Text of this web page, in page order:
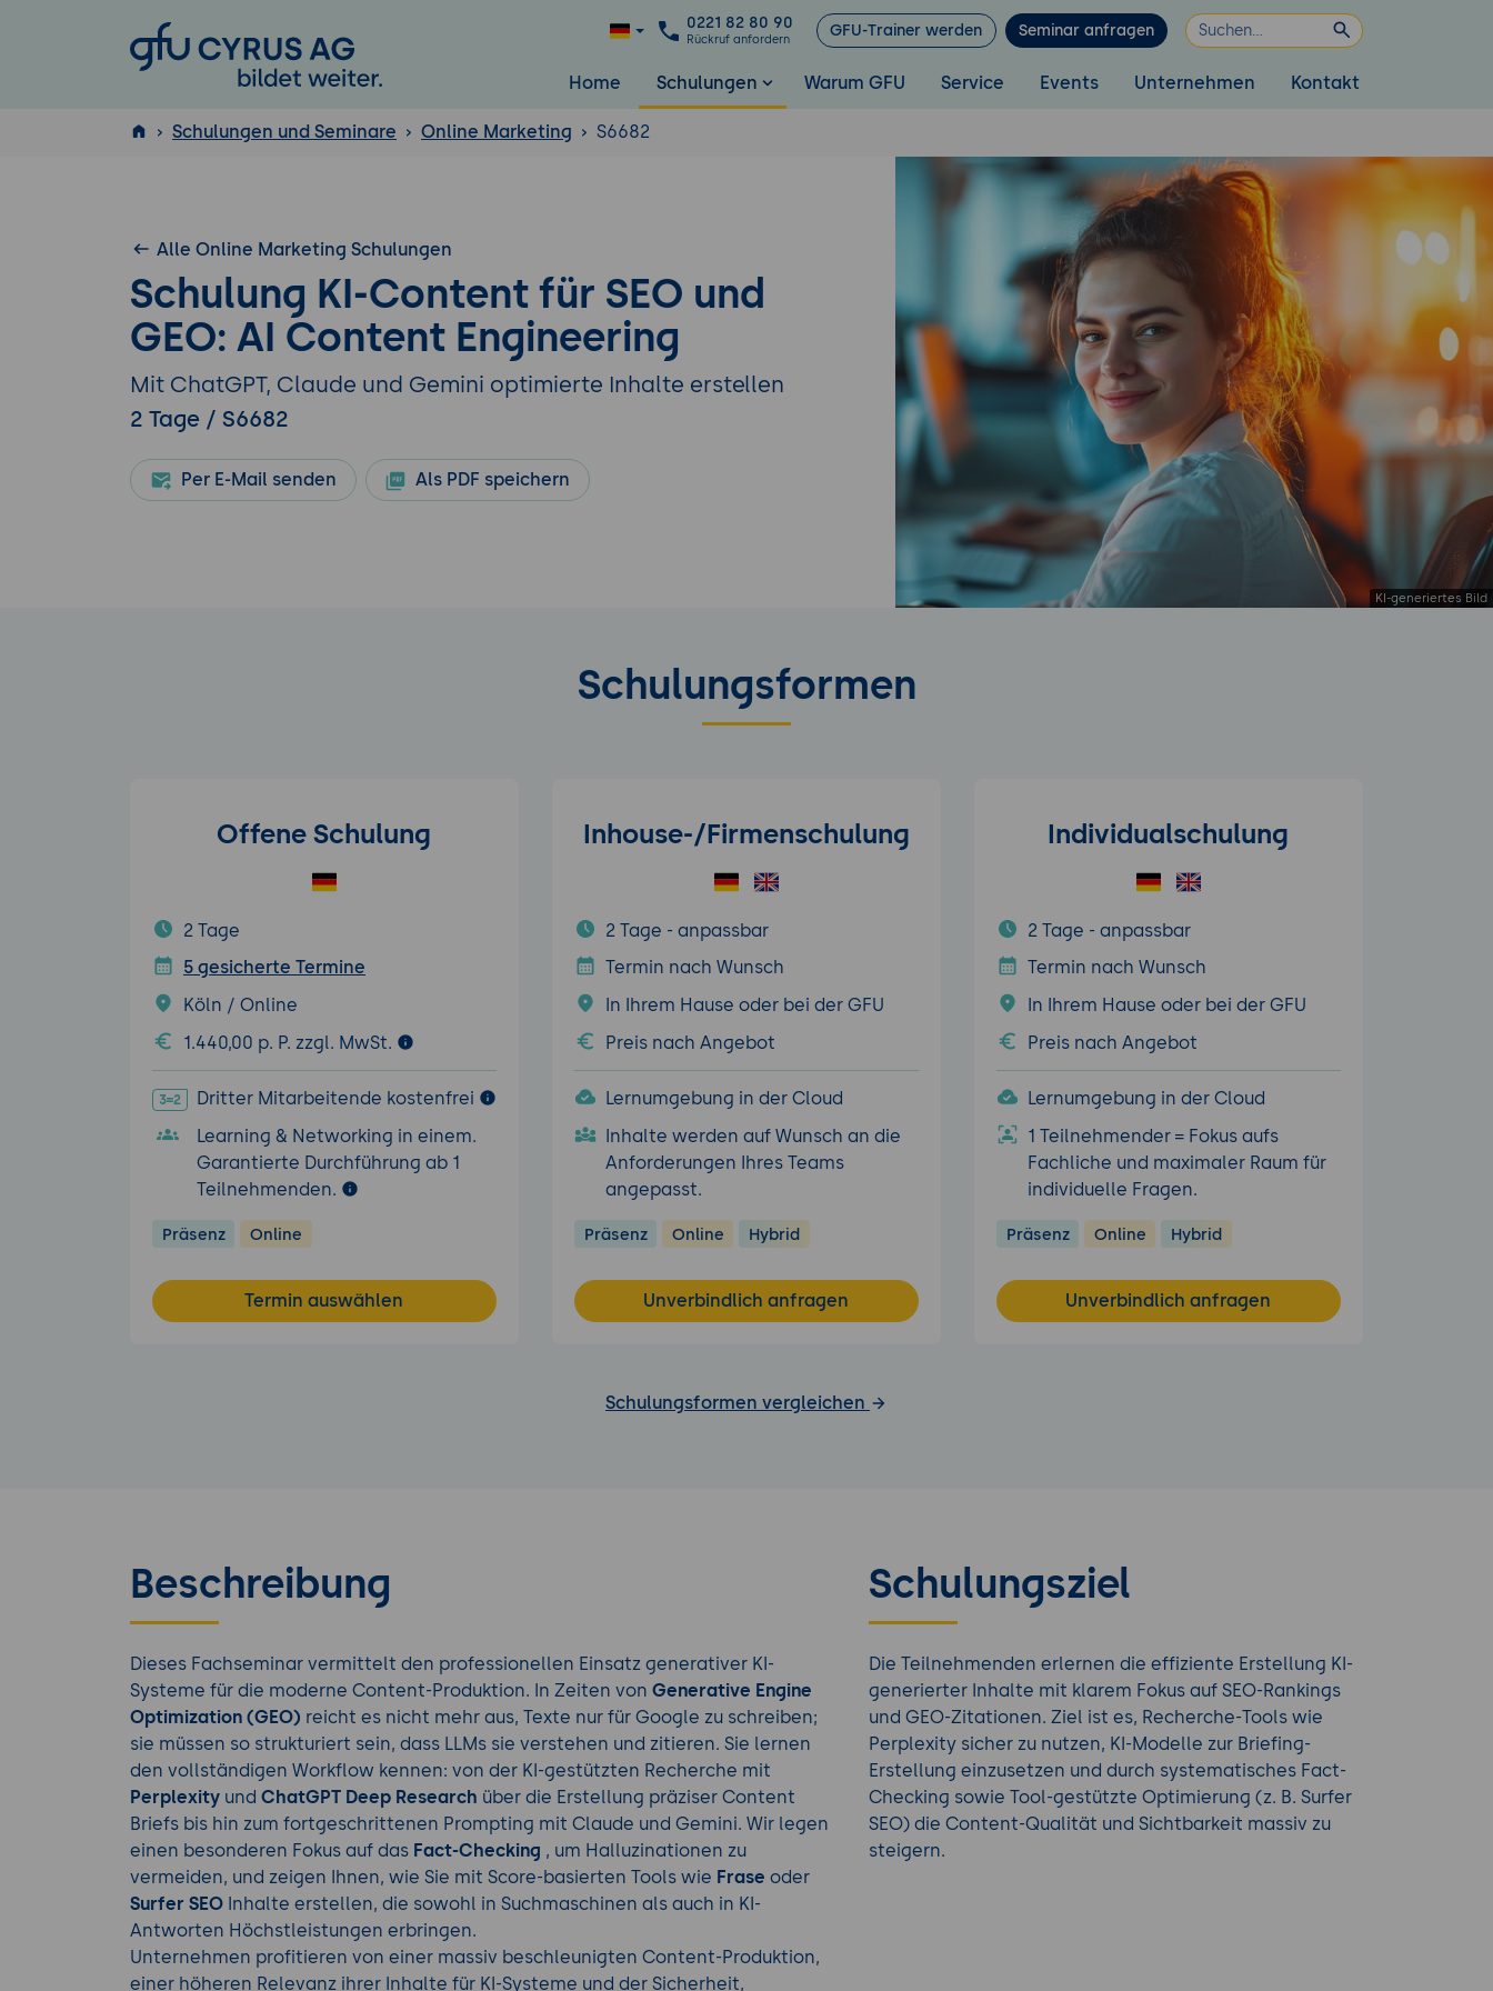
GFU Cyrus AG
0221 82 80 90
Rückruf anfordern GFU-Trainer werden Seminar anfragen
Home Schulungen Warum GFU Service Events Unternehmen Kontakt
ISTQB
Schulungen und Seminare Online Marketing S6682
Alle Online Marketing Schulungen
Schulung KI-Content für SEO und
GEO: AI Content Engineering
Mit ChatGPT, Claude und Gemini optimierte Inhalte erstellen
2 Tage / S6682
Per E-Mail senden Als PDF speichern
Schulungsformen
Offene Schulung
2 Tage
5 gesicherte Termine
Köln / Online
1.440,00 p. P. zzgl. MwSt.
Dritter Mitarbeitende kostenfrei
Learning & Networking in einem.
Garantierte Durchführung ab 1
Teilnehmenden.
Präsenz Online
Termin auswählen
Inhouse-/Firmenschulung
2 Tage - anpassbar
Termin nach Wunsch
In Ihrem Hause oder bei der GFU
Preis nach Angebot
Lernumgebung in der Cloud
Inhalte werden auf Wunsch an die
Anforderungen Ihres Teams
angepasst.
Präsenz Online Hybrid
Unverbindlich anfragen
Individualschulung
2 Tage - anpassbar
Termin nach Wunsch
In Ihrem Hause oder bei der GFU
Preis nach Angebot
Lernumgebung in der Cloud
1 Teilnehmender = Fokus aufs
Fachliche und maximaler Raum für
individuelle Fragen.
Präsenz Online Hybrid
Unverbindlich anfragen
Schulungsformen vergleichen
Beschreibung
Dieses Fachseminar vermittelt den professionellen Einsatz generativer KI-
Systeme für die moderne Content-Produktion. In Zeiten von Generative Engine
Optimization (GEO) reicht es nicht mehr aus, Texte nur für Google zu schreiben;
sie müssen so strukturiert sein, dass LLMs sie verstehen und zitieren. Sie lernen
den vollständigen Workflow kennen: von der KI-gestützten Recherche mit
Perplexity und ChatGPT Deep Research über die Erstellung präziser Content
Briefs bis hin zum fortgeschrittenen Prompting mit Claude und Gemini. Wir legen
einen besonderen Fokus auf das Fact-Checking , um Halluzinationen zu
vermeiden, und zeigen Ihnen, wie Sie mit Score-basierten Tools wie Frase oder
Surfer SEO Inhalte erstellen, die sowohl in Suchmaschinen als auch in KI-
Antworten Höchstleistungen erbringen.
Unternehmen profitieren von einer massiv beschleunigten Content-Produktion,
einer höheren Relevanz ihrer Inhalte für KI-Systeme und der Sicherheit,
Schulungsziel
Die Teilnehmenden erlernen die effiziente Erstellung KI-
generierter Inhalte mit klarem Fokus auf SEO-Rankings
und GEO-Zitationen. Ziel ist es, Recherche-Tools wie
Perplexity sicher zu nutzen, KI-Modelle zur Briefing-
Erstellung einzusetzen und durch systematisches Fact-
Checking sowie Tool-gestützte Optimierung (z. B. Surfer
SEO) die Content-Qualität und Sichtbarkeit massiv zu
steigern.